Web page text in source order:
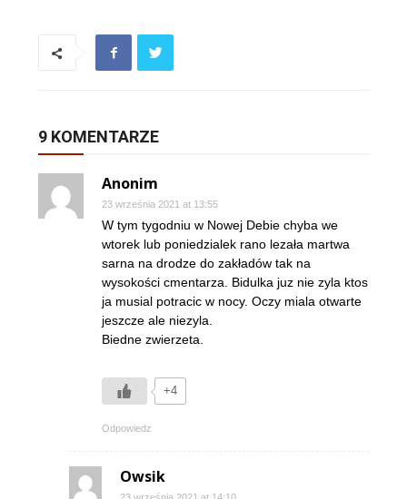
9 KOMENTARZE
Anonim
23 września 2021 at 13:55
W tym tygodniu w Nowej Debie chyba we
wtorek lub poniedzialek rano lezała martwa
sarna na drodze do zakładów tak na
wysokości cmentarza. Bidulka juz nie zyla ktos
ja musial potracic w nocy. Oczy miala otwarte
jeszcze ale niezyla.
Biedne zwierzeta.
+4
Odpowiedz
Owsik